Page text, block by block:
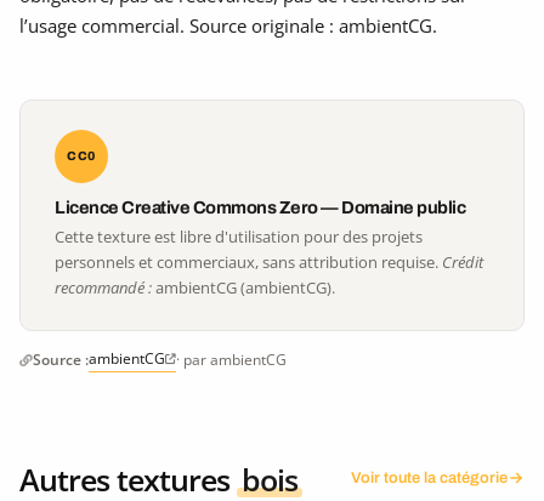
l’usage commercial. Source originale : ambientCG.
CC0
Licence Creative Commons Zero — Domaine public
Cette texture est libre d'utilisation pour des projets
personnels et commerciaux, sans attribution requise. Crédit
recommandé :ambientCG (ambientCG).
Source :ambientCG · par ambientCG
Autres textures bois Voir toute la catégorie